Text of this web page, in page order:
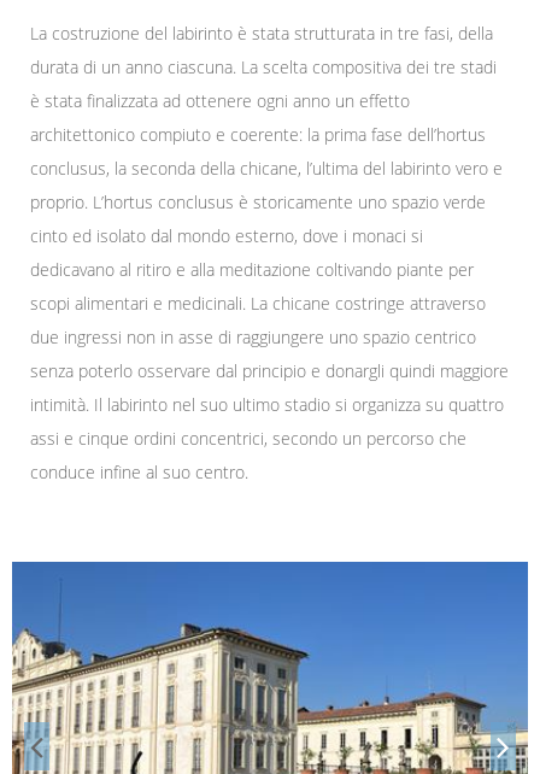
La costruzione del labirinto è stata strutturata in tre fasi, della
durata di un anno ciascuna. La scelta compositiva dei tre stadi
è stata finalizzata ad ottenere ogni anno un effetto
architettonico compiuto e coerente: la prima fase dell’hortus
conclusus, la seconda della chicane, l’ultima del labirinto vero e
proprio. L’hortus conclusus è storicamente uno spazio verde
cinto ed isolato dal mondo esterno, dove i monaci si
dedicavano al ritiro e alla meditazione coltivando piante per
scopi alimentari e medicinali. La chicane costringe attraverso
due ingressi non in asse di raggiungere uno spazio centrico
senza poterlo osservare dal principio e donargli quindi maggiore
intimità. Il labirinto nel suo ultimo stadio si organizza su quattro
assi e cinque ordini concentrici, secondo un percorso che
conduce infine al suo centro.